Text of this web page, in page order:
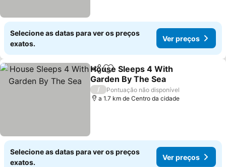
Selecione as datas para ver os preços
exatos.
Ver preços
PartilharAdicionar aos favoritos
House Sleeps 4 With
Garden By The Sea
/
Pontuação não disponível
a 1.7 km de Centro da cidade
Selecione as datas para ver os preços
exatos.
Ver preços